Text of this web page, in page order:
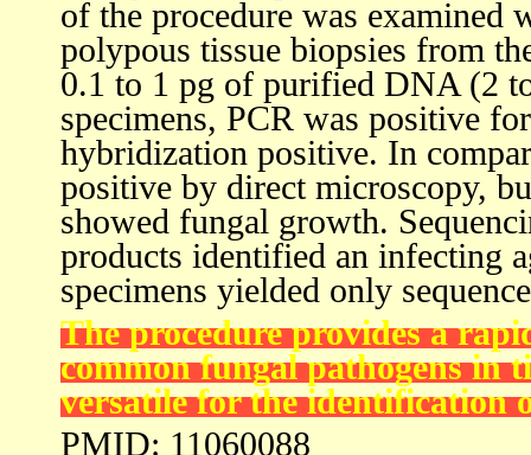
of the procedure was examined
polypous tissue biopsies from
0.1 to 1 pg of purified DNA (2
specimens, PCR was positive
hybridization positive. In
positive by direct microscopy,
showed fungal growth.
products identified an infecting
specimens yielded only
The procedure provides a
common fungal pathogens in
versatile for the identification
PMID: 11060088